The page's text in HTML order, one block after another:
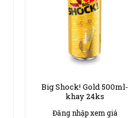
Big Shock! Gold 500ml-
khay 24ks
Đăng nhập xem giá